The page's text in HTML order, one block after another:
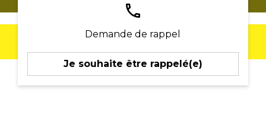
phone
Demande de rappel
Je souhaite être rappelé(e)